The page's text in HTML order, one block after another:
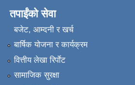
तपाईंको सेवा
बजेट, आम्दनी र खर्च
बार्षिक योजना र कार्यक्रम
वित्तीय लेखा रिर्पाेट
सामाजिक सुरक्षा